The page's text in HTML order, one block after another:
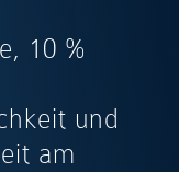
10 %
und
am